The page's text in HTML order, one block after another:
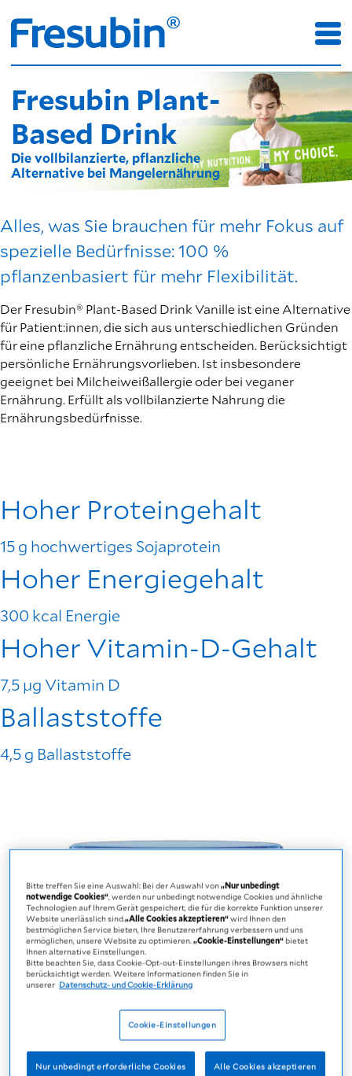
Fresubin Plant-
Based Drink
Die vollbilanzierte, pflanzliche
Alternative bei Mangelernährung
Alles, was Sie brauchen für mehr Fokus auf
spezielle Bedürfnisse: 100 %
pflanzenbasiert für mehr Flexibilität.
Der Fresubin® Plant-Based Drink Vanille ist eine Alternative
für Patient:innen, die sich aus unterschiedlichen Gründen
für eine pflanzliche Ernährung entscheiden. Berücksichtigt
persönliche Ernährungsvorlieben. Ist insbesondere
geeignet bei Milcheiweißallergie oder bei veganer
Ernährung. Erfüllt als vollbilanzierte Nahrung die
Ernährungsbedürfnisse.
Hoher Proteingehalt
15 g hochwertiges Sojaprotein
Hoher Energiegehalt
300 kcal Energie
Hoher Vitamin-D-Gehalt
7,5 µg Vitamin D
Ballaststoffe
4,5 g Ballaststoffe
Bitte treffen Sie eine Auswahl: Bei der Auswahl von„Nur unbedingt
notwendige Cookies“, werden nur unbedingt notwendige Cookies und ähnliche
Technologien auf Ihrem Gerät gespeichert, die für die korrekte Funktion unserer
Website unerlässlich sind.„Alle Cookies akzeptieren“wird Ihnen den
bestmöglichen Service bieten, Ihre Benutzererfahrung verbessern und uns
ermöglichen, unsere Website zu optimieren.„Cookie-Einstellungen“bietet
Ihnen alternative Einstellungen.
Bitte beachten Sie, dass Cookie-Opt-out-Einstellungen ihres Browsers nicht
berücksichtigt werden. Weitere Informationen finden Sie in
unserer Datenschutz- und Cookie-Erklärung
Cookie-Einstellungen
Nur unbedingt erforderliche Cookies Alle Cookies akzeptieren